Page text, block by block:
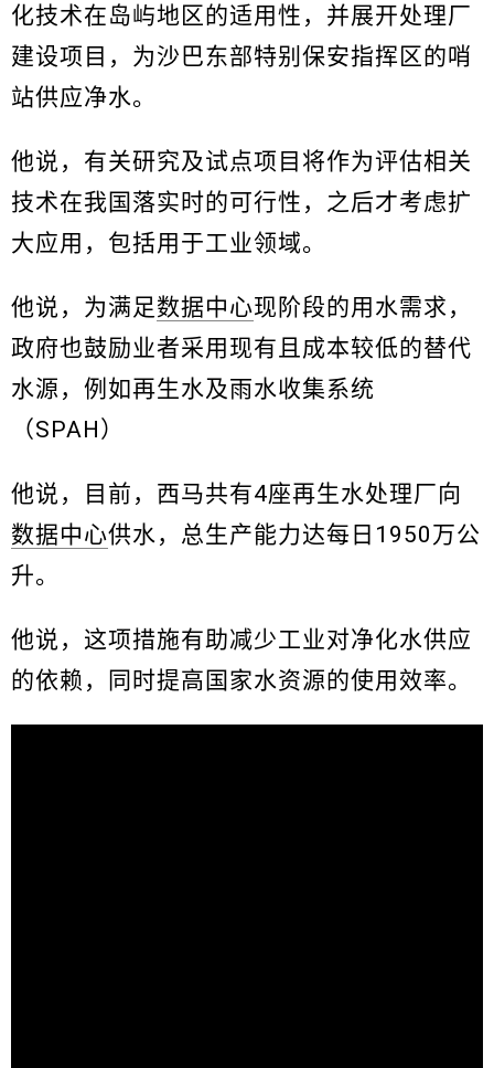
化技术在岛屿地区的适用性，并展开处理厂
建设项目，为沙巴东部特别保安指挥区的哨
站供应净水。
他说，有关研究及试点项目将作为评估相关
技术在我国落实时的可行性，之后才考虑扩
大应用，包括用于工业领域。
他说，为满足数据中心现阶段的用水需求，
政府也鼓励业者采用现有且成本较低的替代
水源，例如再生水及雨水收集系统
（SPAH）
他说，目前，西马共有4座再生水处理厂向
数据中心供水，总生产能力达每日1950万公
升。
他说，这项措施有助减少工业对净化水供应
的依赖，同时提高国家水资源的使用效率。